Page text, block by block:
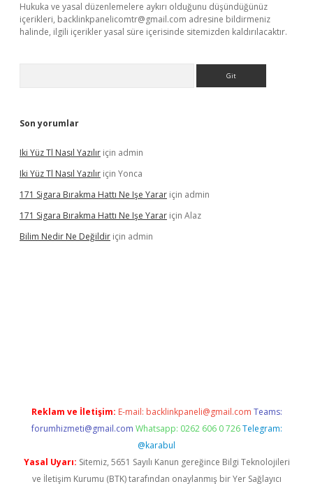
Hukuka ve yasal düzenlemelere aykırı olduğunu düşündüğünüz
içerikleri, backlinkpanelicomtr@gmail.com adresine bildirmeniz
halinde, ilgili içerikler yasal süre içerisinde sitemizden kaldırılacaktır.
Son yorumlar
Iki Yüz Tl Nasıl Yazılır için admin
Iki Yüz Tl Nasıl Yazılır için Yonca
171 Sigara Bırakma Hattı Ne Işe Yarar için admin
171 Sigara Bırakma Hattı Ne Işe Yarar için Alaz
Bilim Nedir Ne Değildir için admin
Reklam ve İletişim: E-mail: backlinkpaneli@gmail.com Teams:
forumhizmeti@gmail.com Whatsapp: 0262 606 0 726 Telegram:
@karabul
Yasal Uyarı: Sitemiz, 5651 Sayılı Kanun gereğince Bilgi Teknolojileri
ve İletişim Kurumu (BTK) tarafından onaylanmış bir Yer Sağlayıcı